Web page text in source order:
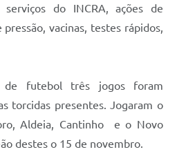
do INCRA, ações de
vacinas, testes rápidos,
de futebol três jogos foram
torcidas presentes. Jogaram o
Aldeia, Cantinho e o Novo
destes o 15 de novembro.